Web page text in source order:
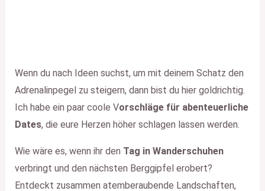
Wenn du nach Ideen suchst, um mit deinem Schatz den
Adrenalinpegel zu steigern, dann bist du hier goldrichtig.
Ich habe ein paar coole Vorschläge für abenteuerliche
Dates, die eure Herzen höher schlagen lassen werden.
Wie wäre es, wenn ihr den Tag in Wanderschuhen
verbringt und den nächsten Berggipfel erobert?
Entdeckt zusammen atemberaubende Landschaften,